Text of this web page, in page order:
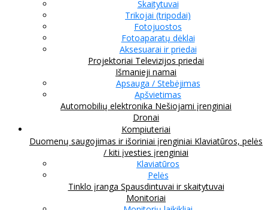
Skaitytuvai
Trikojai (tripodai)
Fotojuostos
Fotoaparatų dėklai
Aksesuarai ir priedai
Projektoriai Televizijos priedai
Išmanieji namai
Apsauga / Stebėjimas
Apšvietimas
Automobilių elektronika Nešiojami įrenginiai
Dronai
Kompiuteriai
Duomenų saugojimas ir išoriniai įrenginiai Klaviatūros, pelės
/ kiti įvesties įrenginiai
Klaviatūros
Pelės
Tinklo įranga Spausdintuvai ir skaitytuvai
Monitoriai